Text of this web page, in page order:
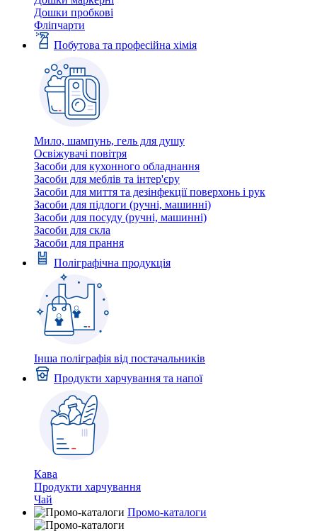
Дошки пробкові
Фліпчарти
Побутова та професійна хімія
Мило, шампунь, гель для душу
Освіжувачі повітря
Засоби для кухонного обладнання
Засоби для меблів та інтер'єру
Засоби для миття та дезінфекції поверхонь і рук
Засоби для підлоги (ручні, машинні)
Засоби для посуду (ручні, машинні)
Засоби для скла
Засоби для прання
Поліграфічна продукція
Інша поліграфія від постачальників
Продукти харчування та напої
Кава
Продукти харчування
Чай
Промо-каталоги